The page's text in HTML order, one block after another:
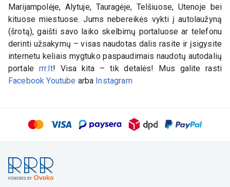
Marijampolėje, Alytuje, Tauragėje, Telšiuose, Utenoje bei
kituose miestuose. Jums nebereikės vykti į autolaužyną
(šrotą), gaišti savo laiko skelbimų portaluose ar telefonu
derinti užsakymų – visas naudotas dalis rasite ir įsigysite
internetu keliais mygtuko paspaudimais naudotų autodalių
portale rrr.lt! Visa kita – tik detalės! Mus galite rasti
Facebook Youtube arba Instagram